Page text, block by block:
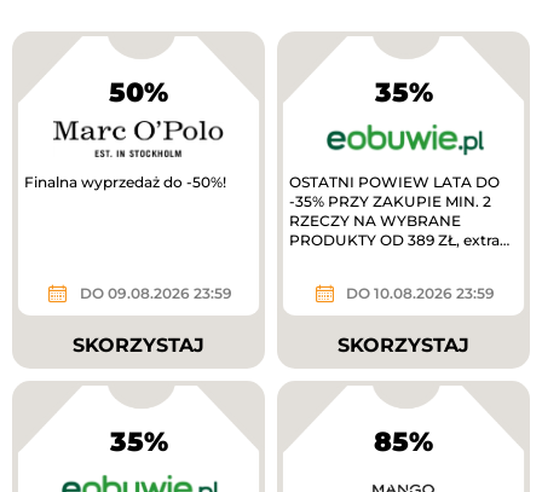
50%
Finalna wyprzedaż do -50%!
DO 09.08.2026 23:59
SKORZYSTAJ
35%
OSTATNI POWIEW LATA DO
-35% PRZY ZAKUPIE MIN. 2
RZECZY NA WYBRANE
PRODUKTY OD 389 ZŁ, extra
DO 10.08.2026 23:59
SKORZYSTAJ
35% 85%